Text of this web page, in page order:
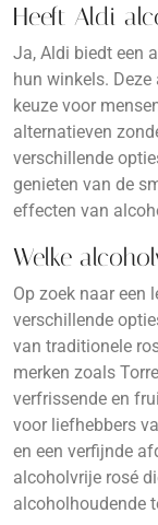
Heeft Aldi
Ja, Aldi biedt een
hun winkels.
keuze voor
alternatieven
verschillende
genieten van de
effecten van
Welke
Op zoek naar een
verschillende
van traditionele
merken zoals
verfrissende en
voor liefhebbers
en een verfijnde
alcoholvrije rosé
alcoholhoudende